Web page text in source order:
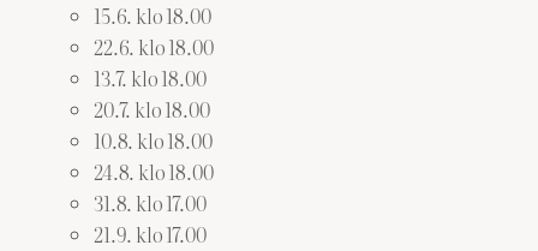
15.6. klo 18.00
22.6. klo 18.00
13.7. klo 18.00
20.7. klo 18.00
10.8. klo 18.00
24.8. klo 18.00
31.8. klo 17.00
21.9. klo 17.00